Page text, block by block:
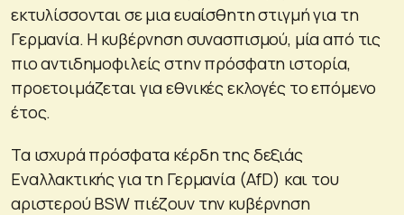
εκτυλίσσονται σε μια ευαίσθητη στιγμή για τη
Γερμανία. Η κυβέρνηση συνασπισμού, μία από τις
πιο αντιδημοφιλείς στην πρόσφατη ιστορία,
προετοιμάζεται για εθνικές εκλογές το επόμενο
έτος.
Τα ισχυρά πρόσφατα κέρδη της δεξιάς
Εναλλακτικής για τη Γερμανία (AfD) και του
αριστερού BSW πιέζουν την κυβέρνηση